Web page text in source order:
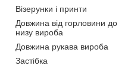
Візерунки і принти
Довжина від горловини до
низу вироба
Довжина рукава вироба
Застібка